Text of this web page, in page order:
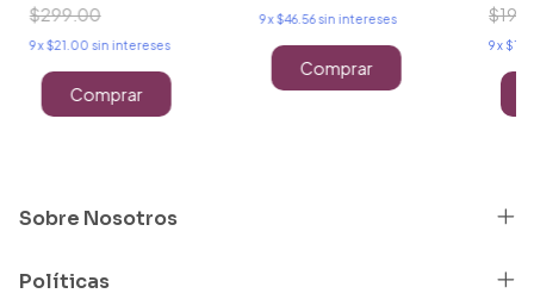
$299.00
9x$21.00 sin intereses
Comprar
9x$46.56 sin intereses
9x
Sobre Nosotros
Políticas